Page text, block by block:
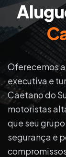
Oferecemos
executiva e
Caetano do
motoristas
que seu
segurança e